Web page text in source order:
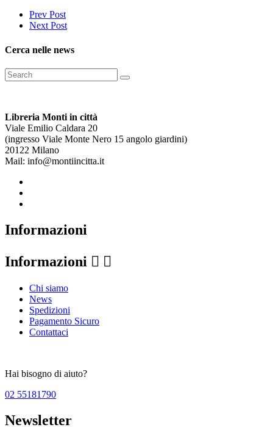
Prev Post
Next Post
Cerca nelle news
Libreria Monti in città
Viale Emilio Caldara 20
(ingresso Viale Monte Nero 15 angolo giardini)
20122 Milano
Mail: info@montiincitta.it
Informazioni
Informazioni  
Chi siamo
News
Spedizioni
Pagamento Sicuro
Contattaci
Hai bisogno di aiuto?
02 55181790
Newsletter